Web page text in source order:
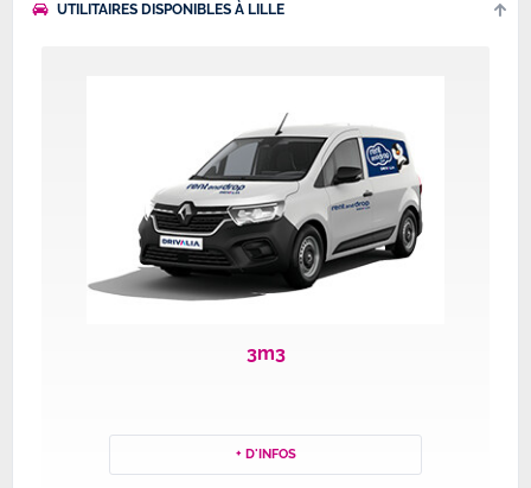
UTILITAIRES DISPONIBLES À LILLE
3m3
+ D'INFOS